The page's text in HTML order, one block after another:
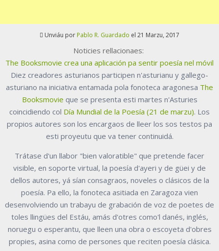
Unviáu por Pablo R. Guardado el 21 Marzu, 2017
Noticies rellacionaes:
The Booksmovie crea una aplicación pa sentir poesía nel móvil
Diez creadores asturianos participen n'asturianu y gallego-
asturiano na iniciativa entamada pola fonoteca aragonesa The
Booksmovie que se presenta esti martes n'Asturies
coincidiendo col Día Mundial de la Poesía (21 de marzu). Los
propios autores son los encargaos de lleer los sos testos pa
esti proyeutu que va tener continuidá.
Trátase d'un llabor "bien valoratible" que pretende facer
visible, en soporte virtual, la poesía d'ayeri y de güei y de
dellos autores, yá sían consagraos, noveles o clásicos de la
poesía. Pa ello, la fonoteca asitiada en Zaragoza vien
desenvolviendo un trabayu de grabación de voz de poetes de
toles llingües del Estáu, amás d'otres como'l danés, inglés,
noruegu o esperantu, que lleen una obra o escoyeta d'obres
propies, asina como de persones que reciten poesía clásica.